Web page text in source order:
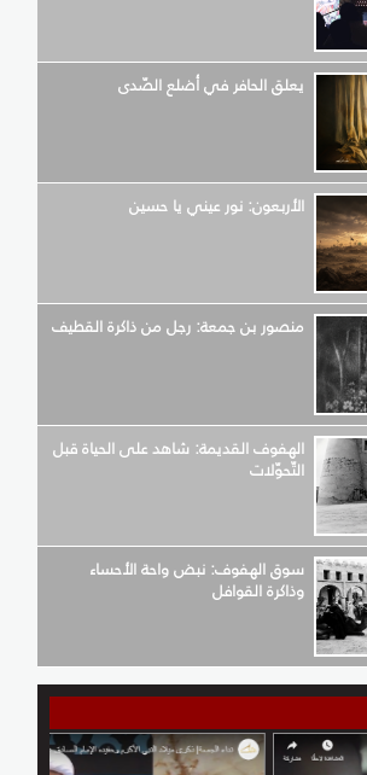
يعلق الحافر في أضلع الصّدى
الأربعون: نور عيني يا حسين
منصور بن جمعة: رجل من ذاكرة القطيف
الهفوف القديمة: شاهد على الحياة قبل
التّحوّلات
سوق الهفوف: نبض واحة الأحساء
وذاكرة القوافل